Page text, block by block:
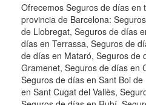
Ofrecemos Seguros de días en
provincia de Barcelona:
de Llobregat, Seguros de días
días en Terrassa, Seguros de
de días en Mataró, Seguros de
Gramenet, Seguros de días en
Seguros de días en Sant Boi
en Sant Cugat del Vallès,